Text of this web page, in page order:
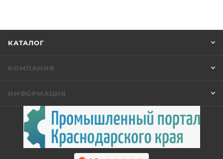
КАТАЛОГ
КОМПАНИЯ
ИНФОРМАЦИЯ